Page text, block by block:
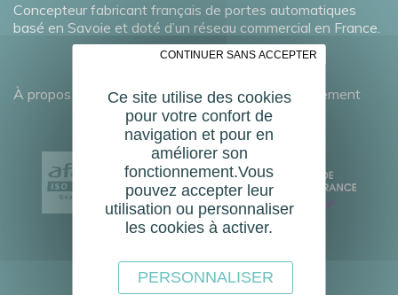
Concepteur fabricant français de portes automatiques
basé en Savoie et doté d’un réseau commercial en France.
À propos Développement durable Recrutement
EN
16005
Ce site utilise des cookies
pour votre confort de
navigation et pour en
améliorer son
fonctionnement.Vous
pouvez accepter leur
utilisation ou personnaliser
les cookies à activer.
✗ CONTINUER SANS ACCEPTER
PERSONNALISER